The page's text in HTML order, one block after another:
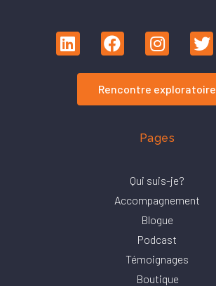
Rencontre exploratoire
Pages
Qui suis-je?
Accompagnement
Blogue
Podcast
Témoignages
Boutique